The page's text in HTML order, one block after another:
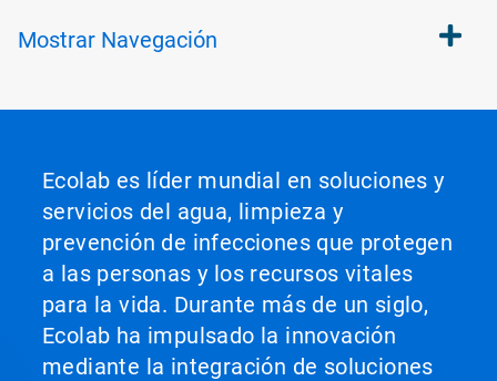
Mostrar Navegación
Ecolab es líder mundial en soluciones y
servicios del agua, limpieza y
prevención de infecciones que protegen
a las personas y los recursos vitales
para la vida. Durante más de un siglo,
Ecolab ha impulsado la innovación
mediante la integración de soluciones